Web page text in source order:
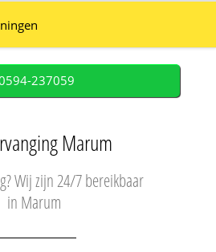
237059
Marum
Wij zijn 24/7 bereikbaar
in Marum